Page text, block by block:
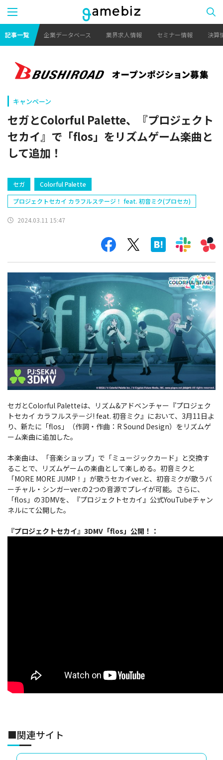
記事一覧 企業データベース 業界求人情報 セミナー情報 決算
キャンペーン
セガとColorful Palette、『プロジェクト
セカイ』で「flos」をリズムゲーム楽曲と
して追加！
セガ
Colorful Palette
プロジェクトセカイ カラフルステージ！ feat. 初音ミク(プロセカ)
2024.03.11 15:47
セガとColorful Paletteは、リズム&アドベンチャー『プロジェク
トセカイ カラフルステージ! feat. 初音ミク』において、3月11日よ
り、新たに「flos」（作詞・作曲：R Sound Design）をリズムゲ
ーム楽曲に追加した。
本楽曲は、「音楽ショップ」で「ミュージックカード」と交換す
ることで、リズムゲームの楽曲として楽しめる。初音ミクと
「MORE MORE JUMP！」が歌うセカイver.と、初音ミクが歌うバ
ーチャル・シンガーver.の2つの音源でプレイが可能。さらに、
「flos」の3DMVを、『プロジェクトセカイ』公式YouTubeチャン
ネルにて公開した。
『プロジェクトセカイ』3DMV「flos」公開！：
■関連サイト